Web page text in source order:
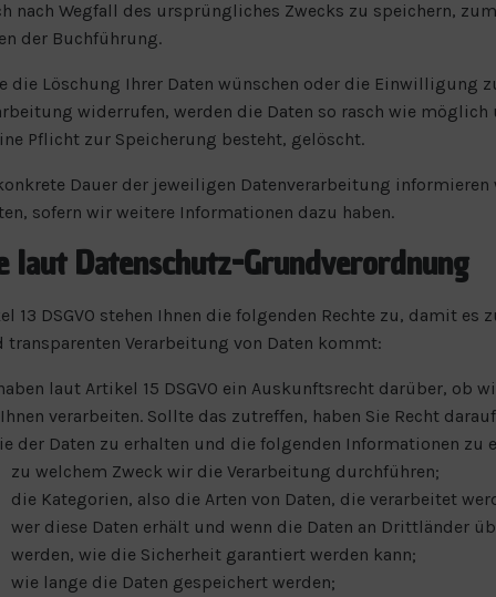
nach Wegfall des ursprüngliches Zwecks zu speichern,
der Buchführung.
die Löschung Ihrer Daten wünschen oder die Einwilligung
widerrufen, werden die Daten so rasch wie möglich
Pflicht zur Speicherung besteht, gelöscht.
Dauer der jeweiligen Datenverarbeitung informieren
sofern wir weitere Informationen dazu haben.
laut Datenschutz-Grundverordnung
13 DSGVO stehen Ihnen die folgenden Rechte zu, damit es
transparenten Verarbeitung von Daten kommt:
laut Artikel 15 DSGVO ein Auskunftsrecht darüber, ob
verarbeiten. Sollte das zutreffen, haben Sie Recht
der Daten zu erhalten und die folgenden Informationen zu
zu welchem Zweck wir die Verarbeitung durchführen;
die Kategorien, also die Arten von Daten, die verarbeitet
wer diese Daten erhält und wenn die Daten an Drittländer
werden, wie die Sicherheit garantiert werden kann;
wie lange die Daten gespeichert werden;